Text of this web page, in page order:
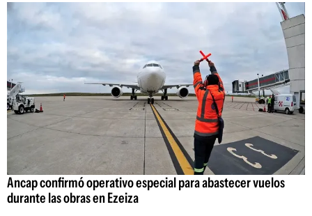
Ancap confirmó operativo especial para abastecer vuelos
durante las obras en Ezeiza